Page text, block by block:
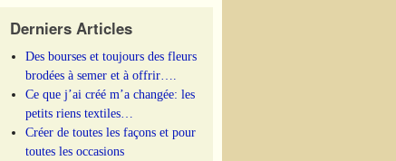
Derniers Articles
Des bourses et toujours des fleurs
brodées à semer et à offrir….
Ce que j’ai créé m’a changée: les
petits riens textiles…
Créer de toutes les façons et pour
toutes les occasions